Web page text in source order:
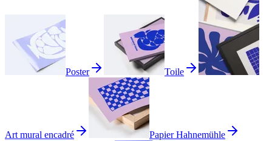
Poster Toile
Art mural encadré Papier Hahnemühle